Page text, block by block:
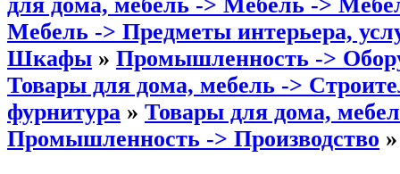
Мебель -> Предметы интерьера,
Шкафы » Промышленность ->
Товары для дома, мебель ->
фурнитура » Товары для дома,
Промышленность -> Производство »